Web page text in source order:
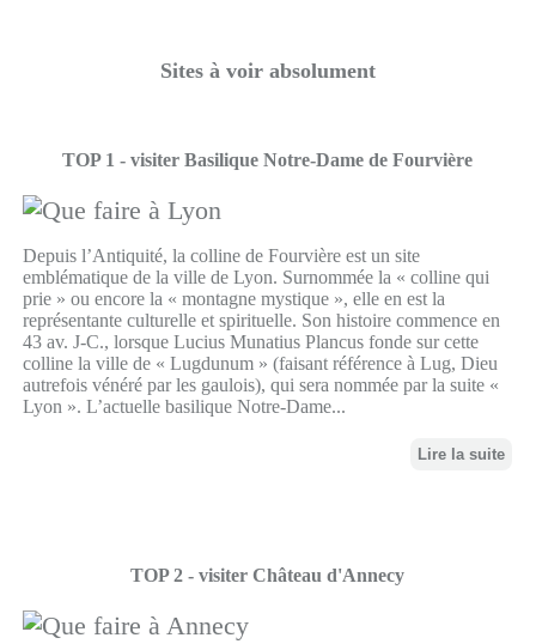
Sites à voir absolument
TOP 1 - visiter Basilique Notre-Dame de Fourvière
Depuis l’Antiquité, la colline de Fourvière est un site
emblématique de la ville de Lyon. Surnommée la « colline qui
prie » ou encore la « montagne mystique », elle en est la
représentante culturelle et spirituelle. Son histoire commence en
43 av. J-C., lorsque Lucius Munatius Plancus fonde sur cette
colline la ville de « Lugdunum » (faisant référence à Lug, Dieu
autrefois vénéré par les gaulois), qui sera nommée par la suite «
Lyon ». L’actuelle basilique Notre-Dame...
Lire la suite
TOP 2 - visiter Château d'Annecy